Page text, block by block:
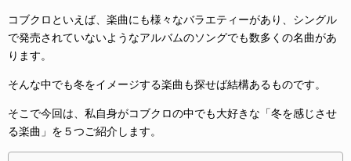
コブクロといえば、楽曲にも様々なバラエティーがあり、シングル
で発売されていないようなアルバムのソングでも数多くの名曲があ
ります。
そんな中でも冬をイメージする楽曲も探せば結構あるものです。
そこで今回は、私自身がコブクロの中でも大好きな「冬を感じさせ
る楽曲」を５つご紹介します。